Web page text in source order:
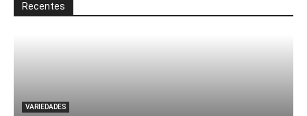
Recentes
VARIEDADES